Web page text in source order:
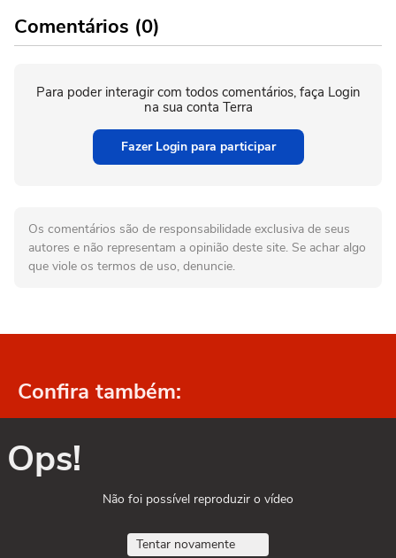
Comentários (0)
Para poder interagir com todos comentários, faça Login
na sua conta Terra
Fazer Login para participar
Os comentários são de responsabilidade exclusiva de seus
autores e não representam a opinião deste site. Se achar algo
que viole os termos de uso, denuncie.
Confira também:
Ops!
Não foi possível reproduzir o vídeo
Tentar novamente